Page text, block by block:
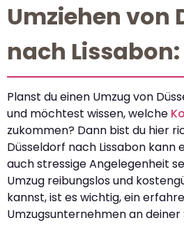
Umziehen von
nach
Planst du einen Umzug von
und möchtest wissen, welche
zukommen? Dann bist du hier
Düsseldorf nach Lissabon kann
auch stressige Angelegenheit
Umzug reibungslos und
kannst, ist es wichtig, ein
Umzugsunternehmen an deiner